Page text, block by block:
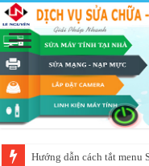
Hướng dẫn cách tắt menu